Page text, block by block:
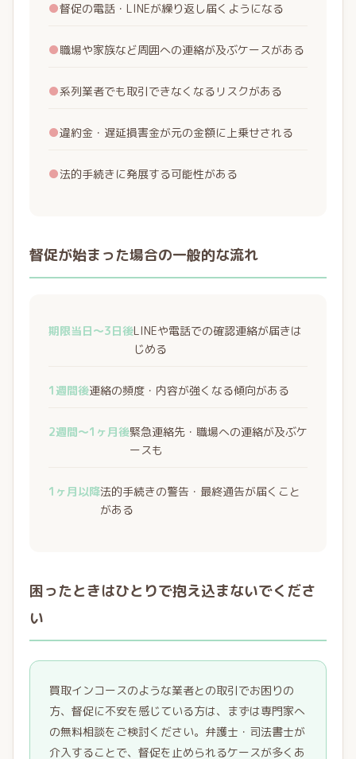
●督促の電話・LINEが繰り返し届くようになる
●職場や家族など周囲への連絡が及ぶケースがある
●系列業者でも取引できなくなるリスクがある
●違約金・遅延損害金が元の金額に上乗せされる
●法的手続きに発展する可能性がある
督促が始まった場合の一般的な流れ
期限当日〜3日後LINEや電話での確認連絡が届きは
じめる
1週間後連絡の頻度・内容が強くなる傾向がある
2週間〜1ヶ月後緊急連絡先・職場への連絡が及ぶケ
ースも
1ヶ月以降法的手続きの警告・最終通告が届くこと
がある
困ったときはひとりで抱え込まないでくださ
い
買取インコースのような業者との取引でお困りの
方、督促に不安を感じている方は、まずは専門家へ
の無料相談をご検討ください。弁護士・司法書士が
介入することで、督促を止められるケースが多くあ